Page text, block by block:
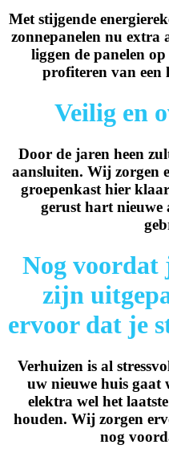
Met stijgende
zonnepanelen nu
liggen de panelen
profiteren van een
Veilig en
Door de jaren heen
aansluiten. Wij zorgen
groepenkast hier
gerust hart
Nog voordat
zijn
ervoor dat je
Verhuizen is al
uw nieuwe huis gaat
elektra wel het
houden. Wij zorgen
nog